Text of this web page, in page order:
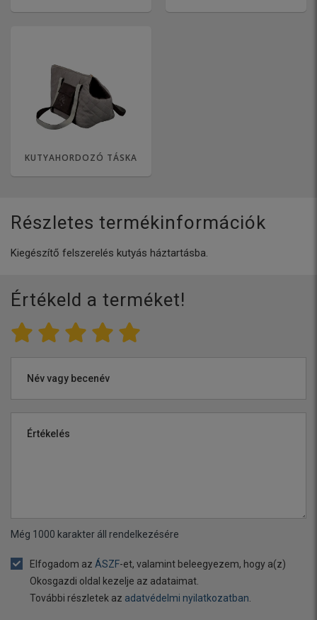
KUTYAHORDOZÓ TÁSKA
Részletes termékinformációk
Kiegészítő felszerelés kutyás háztartásba.
Értékeld a terméket!
Név vagy becenév
Értékelés
Még 1000 karakter áll rendelkezésére
Elfogadom az ÁSZF-et, valamint beleegyezem, hogy a(z)
Okosgazdi oldal kezelje az adataimat.
További részletek az adatvédelmi nyilatkozatban.